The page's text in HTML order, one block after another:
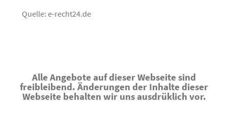
Quelle: e-recht24.de
Alle Angebote auf dieser Webseite sind
freibleibend. Änderungen der Inhalte dieser
Webseite behalten wir uns ausdrüklich vor.